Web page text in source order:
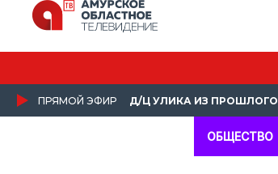
ПРЯМОЙ ЭФИР Д/Ц УЛИКА ИЗ ПРОШЛОГО
ОБЩЕСТВО